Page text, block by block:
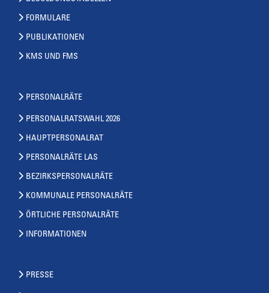
FORMULARE
PUBLIKATIONEN
KMS UND FMS
PERSONALRÄTE
PERSONALRATSWAHL 2026
HAUPTPERSONALRAT
PERSONALRÄTE LAS
BEZIRKSPERSONALRÄTE
KOMMUNALE PERSONALRÄTE
ÖRTLICHE PERSONALRÄTE
INFORMATIONEN
PRESSE